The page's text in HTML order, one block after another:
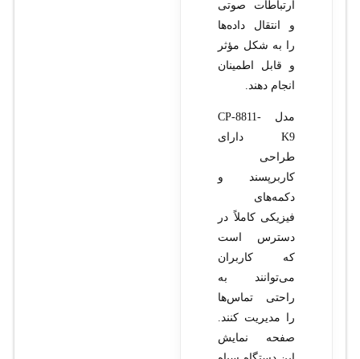
ارتباطات صوتی
و انتقال داده‌ها
را به شکل مؤثر
و قابل اطمینان
انجام دهند.
مدل CP-8811-
K9 دارای
طراحی
کاربرپسند و
دکمه‌های
فیزیکی کاملاً در
دسترس است
که کاربران
می‌توانند به
راحتی تماس‌ها
را مدیریت کنند.
صفحه نمایش